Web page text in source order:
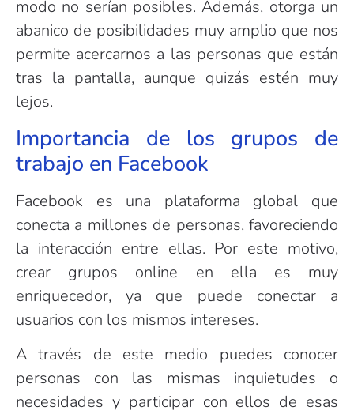
modo no serían posibles. Además, otorga un
abanico de posibilidades muy amplio que nos
permite acercarnos a las personas que están
tras la pantalla, aunque quizás estén muy
lejos.
Importancia de los grupos de
trabajo en Facebook
Facebook es una plataforma global que
conecta a millones de personas, favoreciendo
la interacción entre ellas. Por este motivo,
crear grupos online en ella es muy
enriquecedor, ya que puede conectar a
usuarios con los mismos intereses.
A través de este medio puedes conocer
personas con las mismas inquietudes o
necesidades y participar con ellos de esas